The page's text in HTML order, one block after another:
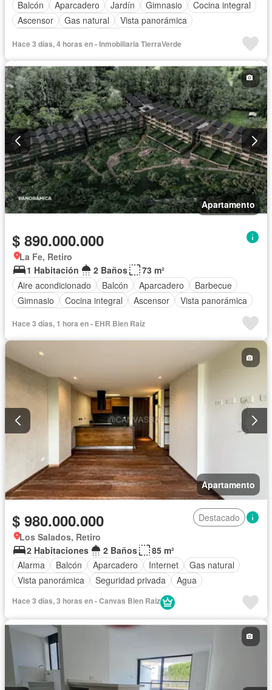
Balcón Aparcadero Jardín Gimnasio
Cocina integral
Ascensor
Gas natural
Vista panorámica
Hace 3 días, 4 horas en - Inmobiliaria TierraVerde
Apartamento
$ 890.000.000
La Fe, Retiro
1 Habitación
2 Baños
73 m²
Aire acondicionado
Balcón Aparcadero
Barbecue
Gimnasio
Cocina integral Ascensor
Vista panorámica
Hace 3 días, 1 hora en - EHR Bien Raíz
Apartamento
$ 980.000.000
Destacado
Los Salados, Retiro
2 Habitaciones
2 Baños
85 m²
Alarma
Balcón Aparcadero Internet
Gas natural
Vista panorámica
Seguridad privada Agua
Hace 3 días, 3 horas en - Canvas Bien Raiz